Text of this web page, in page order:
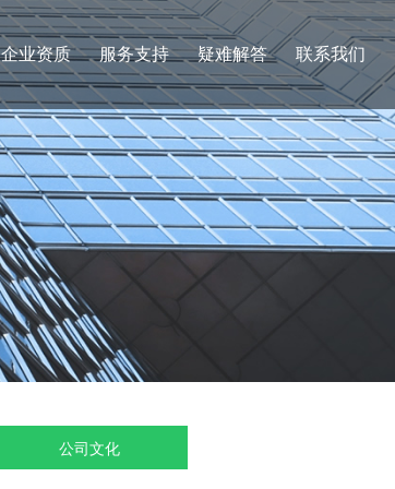
企业资质 服务支持 疑难解答 联系我们
公司文化